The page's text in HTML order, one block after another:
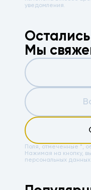
уведомления.
Мы
Поля, отмеченные *,
Нажимая на кнопку,
персональных данных.